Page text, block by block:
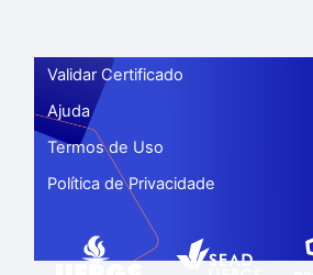
Validar Certificado
Ajuda
Termos de Uso
Política de Privacidade